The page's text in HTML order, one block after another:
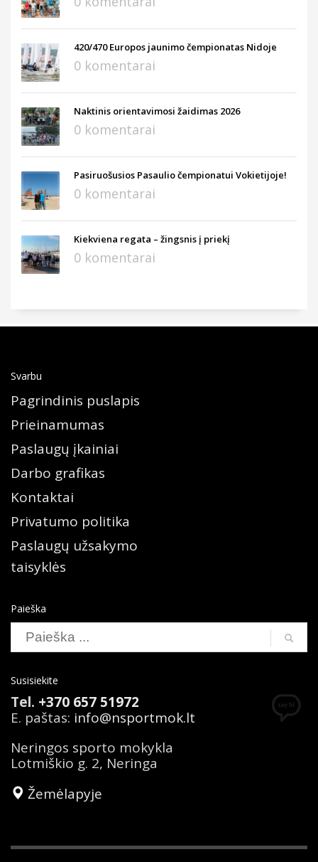
420/470 Europos jaunimo čempionatas Nidoje
0 komentarai
Naktinis orientavimosi žaidimas 2026
0 komentarai
Pasiruošusios Pasaulio čempionatui Vokietijoje!
0 komentarai
Kiekviena regata – žingsnis į priekį
0 komentarai
Svarbu
Pagrindinis puslapis
Prieinamumas
Paslaugų įkainiai
Darbo grafikas
Kontaktai
Privatumo politika
Paslaugų užsakymo
taisyklės
Paieška
Susisiekite
Tel. +370 657 51972
E. paštas: info@nsportmok.lt
Neringos sporto mokykla
Lotmiškio g. 2, Neringa
Žemėlapyje